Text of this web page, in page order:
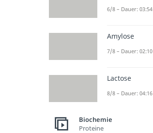
6/8 – Dauer: 03:54
Amylose
7/8 – Dauer: 02:10
Lactose
8/8 – Dauer: 04:16
Biochemie
Proteine